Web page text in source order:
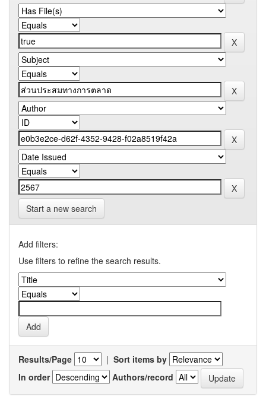
Start a new search
Add filters:
Use filters to refine the search results.
Results/Page | Sort items by
In order
Authors/record